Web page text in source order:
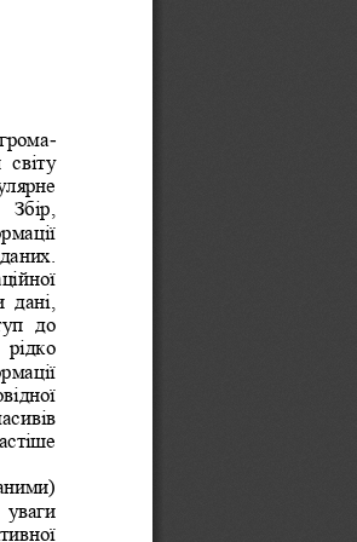
-
світу
дані,
до